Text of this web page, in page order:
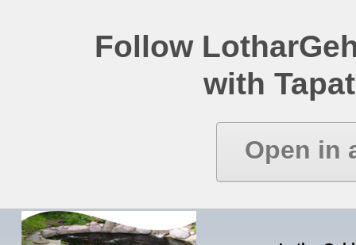
Follow
with
Open in